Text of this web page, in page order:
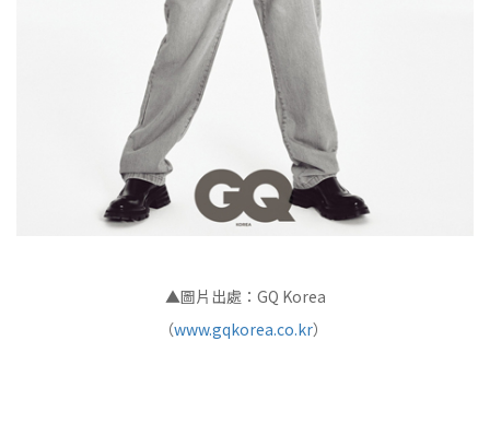
▲圖片出處：GQ Korea
（www.gqkorea.co.kr）